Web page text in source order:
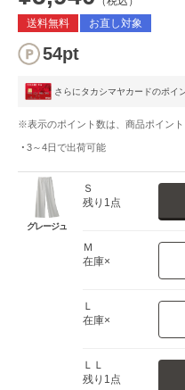
送料無料
お直し対象
54pt
さらにタカシマヤカードのポイ
※表示のポイント数は、商品ポイン
3～4日で出荷可能
グレージュ
Ｓ
残り1点
Ｍ
在庫×
Ｌ
在庫×
ＬＬ
残り1点